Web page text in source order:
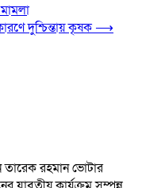
দুশ্চিন্তায় কৃষক ⟶
তারেক রহমান ভোটার